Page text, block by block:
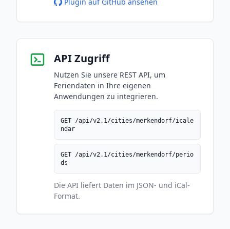
API Zugriff
Nutzen Sie unsere REST API, um
Feriendaten in Ihre eigenen
Anwendungen zu integrieren.
GET /api/v2.1/cities/merkendorf/icale
ndar
GET /api/v2.1/cities/merkendorf/perio
ds
Die API liefert Daten im JSON- und iCal-
Format.